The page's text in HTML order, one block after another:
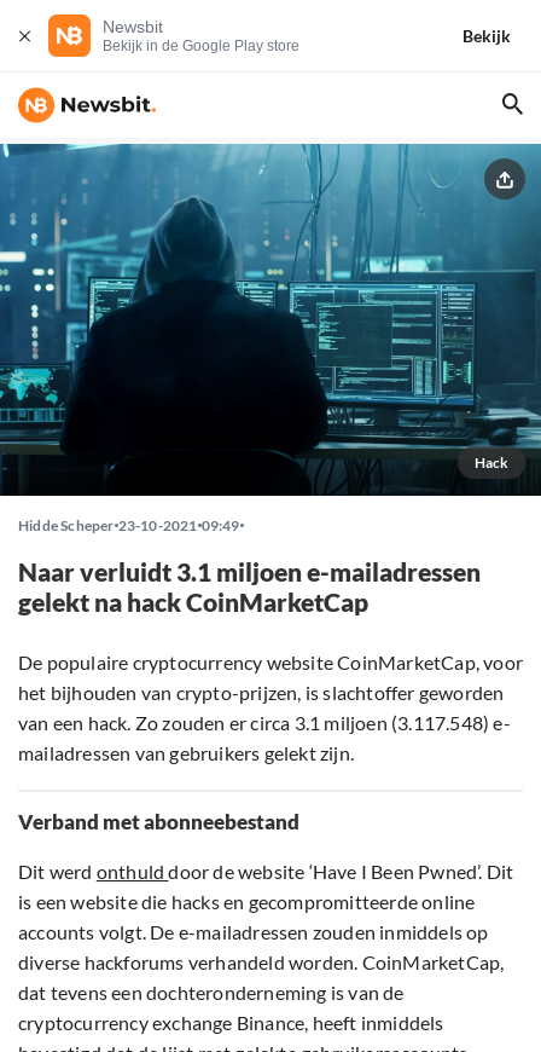
Newsbit
Bekijk in de Google Play store
Bekijk
Hack
Hidde Scheper 23-10-2021 09:49
Naar verluidt 3.1 miljoen e-mailadressen
gelekt na hack CoinMarketCap
De populaire cryptocurrency website CoinMarketCap, voor
het bijhouden van crypto-prijzen, is slachtoffer geworden
van een hack. Zo zouden er circa 3.1 miljoen (3.117.548) e-
mailadressen van gebruikers gelekt zijn.
Verband met abonneebestand
Dit werd onthulddoor de website ‘Have I Been Pwned’. Dit
is een website die hacks en gecompromitteerde online
accounts volgt. De e-mailadressen zouden inmiddels op
diverse hackforums verhandeld worden. CoinMarketCap,
dat tevens een dochteronderneming is van de
cryptocurrency exchange Binance, heeft inmiddels